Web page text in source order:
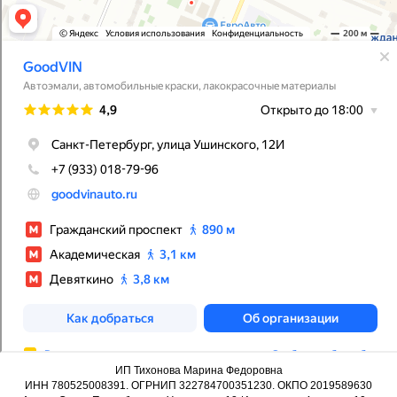
ИП Тихонова Марина Федоровна
ИНН 780525008391. ОГРНИП 322784700351230. ОКПО 2019589630